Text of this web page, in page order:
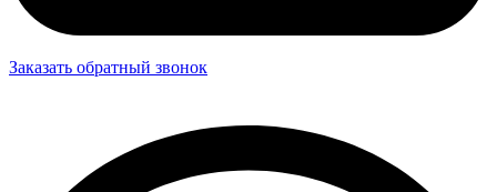
Заказать обратный звонок